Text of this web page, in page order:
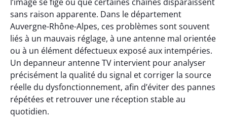
sans raison apparente. Dans le département
Auvergne-Rhône-Alpes, ces problèmes sont souvent
liés à un mauvais réglage, à une antenne mal orientée
ou à un élément défectueux exposé aux intempéries.
Un depanneur antenne TV intervient pour analyser
précisément la qualité du signal et corriger la source
réelle du dysfonctionnement, afin d’éviter des pannes
répétées et retrouver une réception stable au
quotidien.